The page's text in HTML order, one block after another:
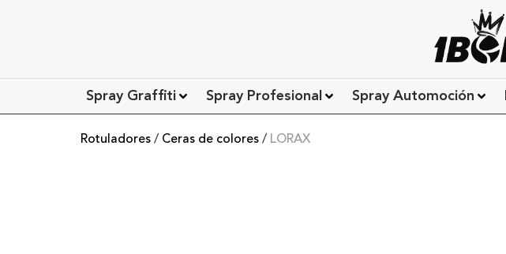
Spray Graffiti Spray Profesional Spray Automoción
Rotuladores / Ceras de colores / LORAX